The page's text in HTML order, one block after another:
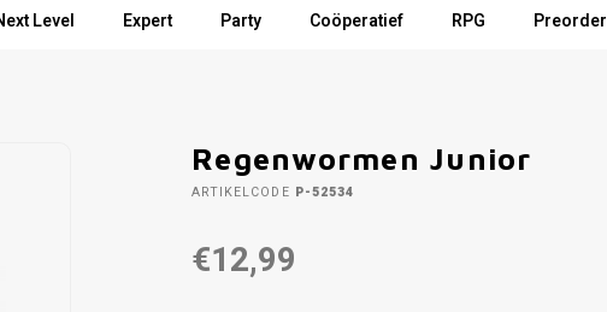
Level Expert Party Coöperatief RPG Preorder
Regenwormen Junior
ARTIKELCODE P-52534
€12,99